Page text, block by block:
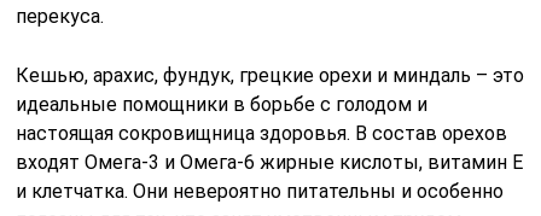
перекуса.
Кешью, арахис, фундук, грецкие орехи и миндаль – это
идеальные помощники в борьбе с голодом и
настоящая сокровищница здоровья. В состав орехов
входят Омега-3 и Омега-6 жирные кислоты, витамин Е
и клетчатка. Они невероятно питательны и особенно